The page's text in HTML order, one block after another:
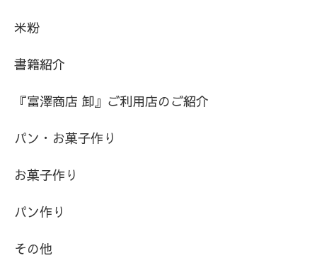
米粉
書籍紹介
『富澤商店 卸』ご利用店のご紹介
パン・お菓子作り
お菓子作り
パン作り
その他